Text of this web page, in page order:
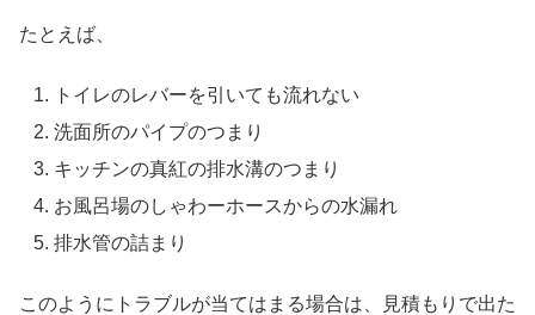
たとえば、
トイレのレバーを引いても流れない
洗面所のパイプのつまり
キッチンの真紅の排水溝のつまり
お風呂場のしゃわーホースからの水漏れ
排水管の詰まり
このようにトラブルが当てはまる場合は、見積もりで出た